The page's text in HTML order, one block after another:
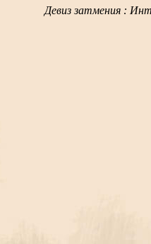
Девиз затмения :